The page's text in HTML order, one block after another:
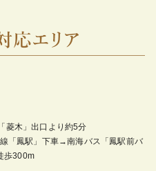
菱木」出口より約5分
「鳳駅」下車→南海バス「鳳駅前バ
歩300m